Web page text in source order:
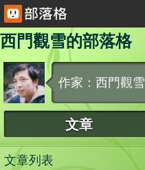
西門觀雪的部落格
作家：西門觀雪
文章
文章列表